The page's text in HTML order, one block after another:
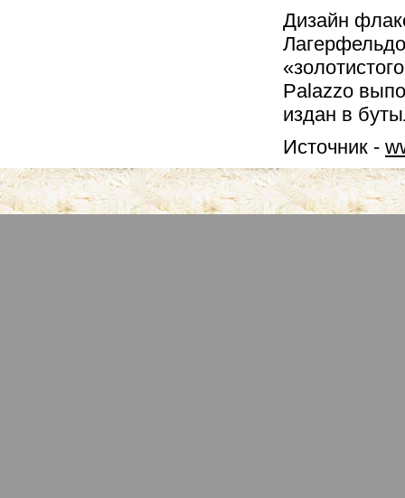
Дизайн
Palazzo
издан в
Источник -